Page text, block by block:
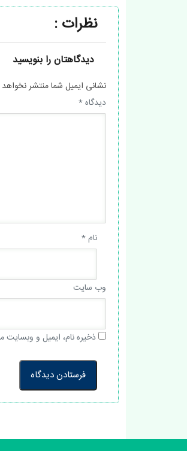
نظرات :
دیدگاهتان را بنویسید
نشانی ایمیل شما منتشر
دیدگاه*
نام*
وب‌ سایت
ذخیره نام، ایمیل و وبسایت